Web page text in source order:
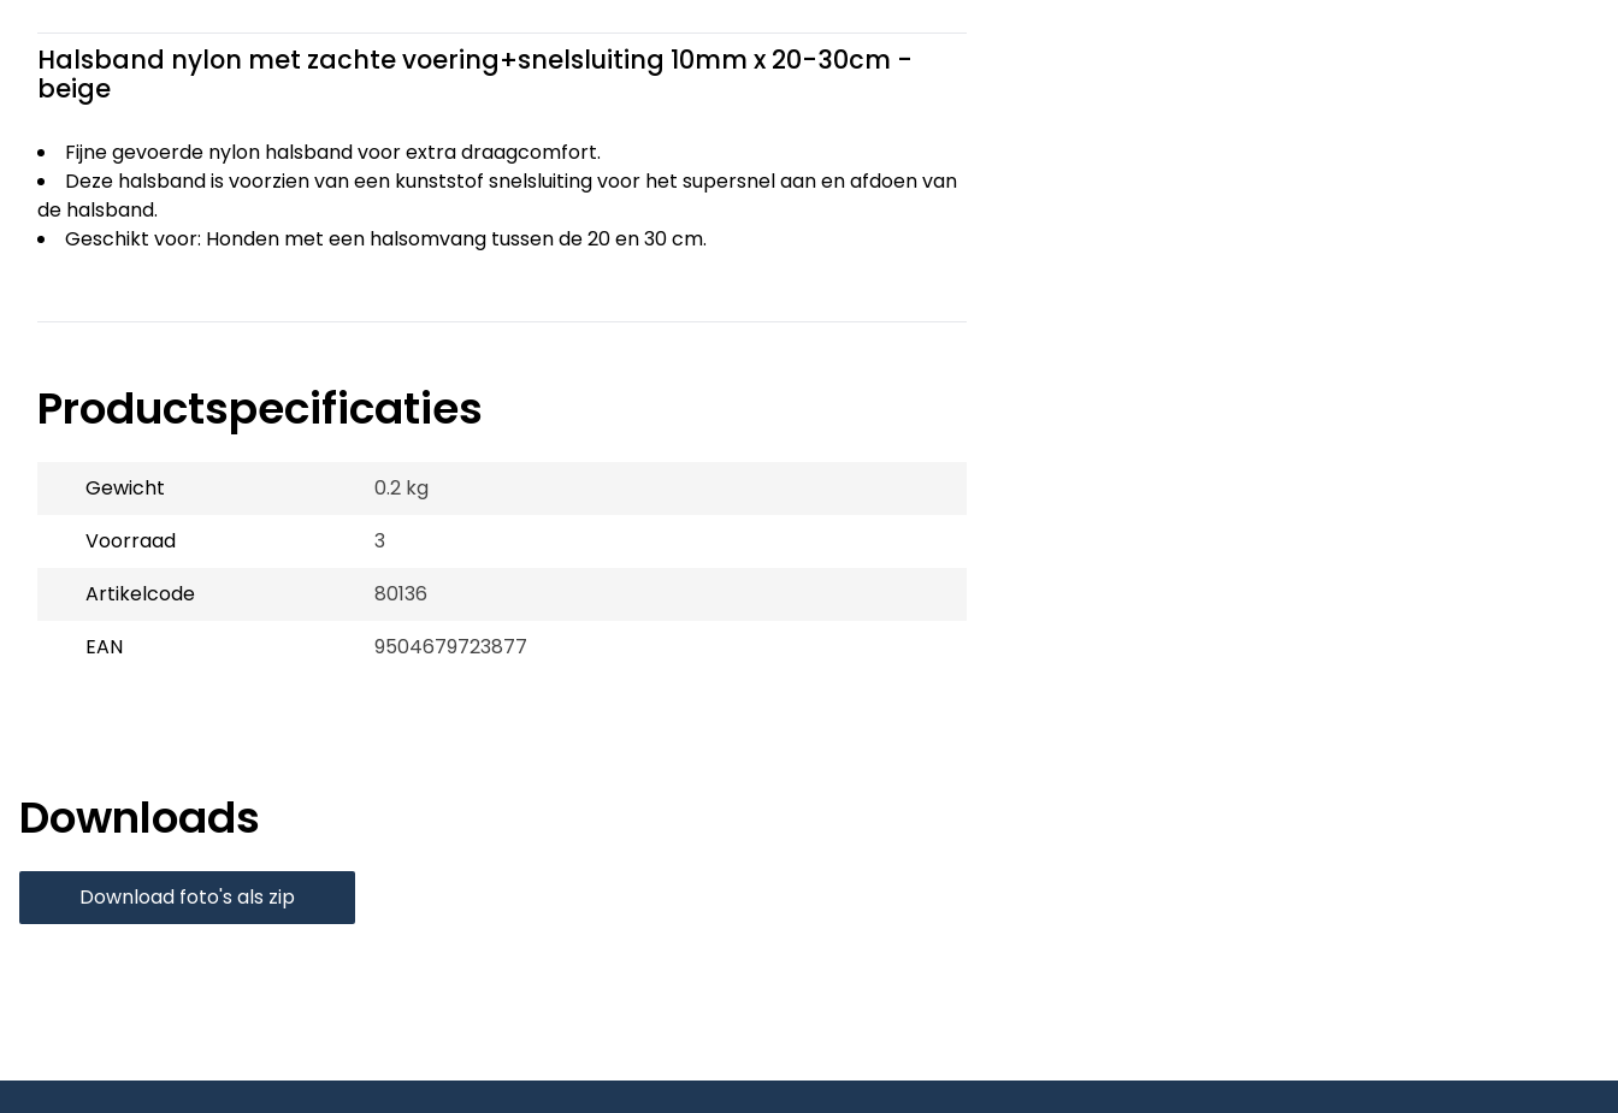
Halsband nylon met zachte voering+snelsluiting 10mm x 20-30cm -
beige
Fijne gevoerde nylon halsband voor extra draagcomfort.
Deze halsband is voorzien van een kunststof snelsluiting voor het supersnel aan en afdoen van
de halsband.
Geschikt voor: Honden met een halsomvang tussen de 20 en 30 cm.
Productspecificaties
Gewicht
0.2 kg
Voorraad
3
Artikelcode
80136
EAN
9504679723877
Downloads
Download foto's als zip